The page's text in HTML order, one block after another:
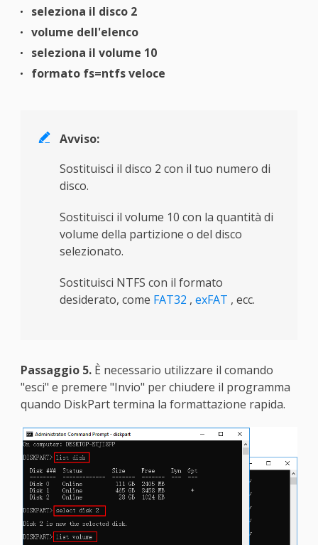
seleziona il disco 2
volume dell'elenco
seleziona il volume 10
formato fs=ntfs veloce

Avviso:
Sostituisci il disco 2 con il tuo numero di
disco.
Sostituisci il volume 10 con la quantità di
volume della partizione o del disco
selezionato.
Sostituisci NTFS con il formato
desiderato, come FAT32 , exFAT , ecc.
Passaggio 5.È necessario utilizzare il comando
"esci" e premere "Invio" per chiudere il programma
quando DiskPart termina la formattazione rapida.